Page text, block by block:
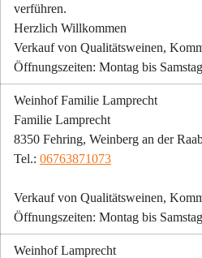
verführen.
Herzlich Willkommen
Verkauf von Qualitätsweinen,
Öffnungszeiten: Montag bis
Weinhof Familie Lamprecht
Familie Lamprecht
8350 Fehring, Weinberg an der
Tel.: 06763871073
Verkauf von Qualitätsweinen,
Öffnungszeiten: Montag bis
Weinhof Lamprecht